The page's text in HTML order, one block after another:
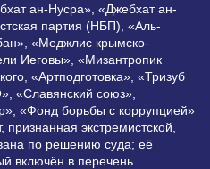
ан-Нусра», «Джебхат ан-
партия (НБП), «Аль-
«Меджлис крымско-
Иеговы», «Мизантропик
«Артподготовка», «Тризуб
«Славянский союз»,
«Фонд борьбы с коррупцией»
экстремистской,
по решению суда; её
включён в перечень